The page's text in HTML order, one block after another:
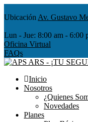
Ubicación Av. Gustavo
Lun - Jue: 8:00 am - 6:00
Oficina Virtual
FAQs
Inicio
Nosotros
¿Quienes
Novedades
Planes